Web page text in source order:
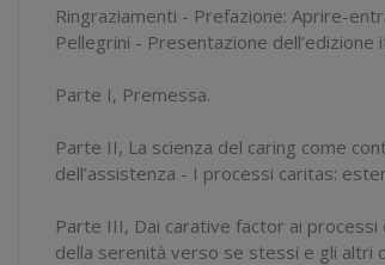
Ringraziamenti - Prefazione: Aprire-
Pellegrini - Presentazione dell’edizione
Parte I, Premessa.
Parte II, La scienza del caring come
dell’assistenza - I processi caritas:
Parte III, Dai carative factor ai
della serenità verso se stessi e gli altri